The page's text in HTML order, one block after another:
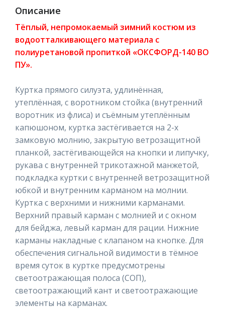
Описание
Тёплый, непромокаемый зимний костюм из
водоотталкивающего материала с
полиуретановой пропиткой «ОКСФОРД-140 ВО
ПУ».
Куртка прямого силуэта, удлинённая,
утеплённая, с воротником стойка (внутренний
воротник из флиса) и съёмным утеплённым
капюшоном, куртка застёгивается на 2-х
замковую молнию, закрытую ветрозащитной
планкой, застёгивающейся на кнопки и липучку,
рукава с внутренней трикотажной манжетой,
подкладка куртки с внутренней ветрозащитной
юбкой и внутренним карманом на молнии.
Куртка с верхними и нижними карманами.
Верхний правый карман с молнией и с окном
для бейджа, левый карман для рации. Нижние
карманы накладные с клапаном на кнопке. Для
обеспечения сигнальной видимости в тёмное
время суток в куртке предусмотрены
светоотражающая полоса (СОП),
светоотражающий кант и светоотражающие
элементы на карманах.